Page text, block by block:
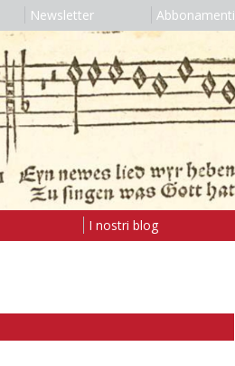
Newsletter Abbonamenti
I nostri blog